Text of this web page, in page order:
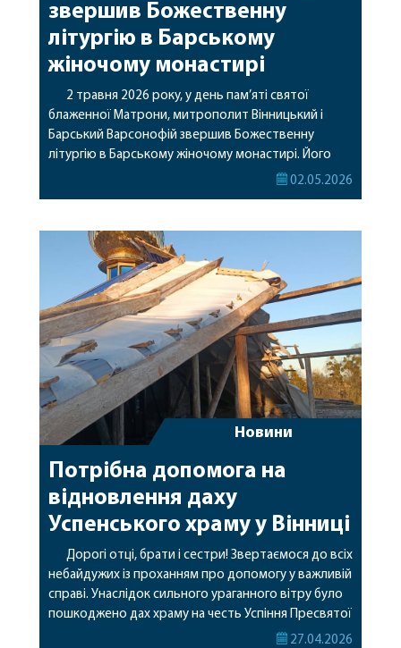
звершив Божественну
літургію в Барському
жіночому монастирі
2 травня 2026 року, у день пам’яті святої
блаженної Матрони, митрополит Вінницький і
Барський Варсонофій звершив Божественну
літургію в Барському жіночому монастирі. Його
Високопреосвященству співслужили секретар
гості у священному сані. За богослужінням
молилися настоятелька обителі ігуменя Димитрія
(Філікова), а також настоятелька Свято-Троїцького
Браїлівського жіночого монастиря […]
02.05.2026
Новини
Потрібна допомога на
відновлення даху
Успенського храму у Вінниці
Дорогі отці, брати і сестри! Звертаємося до всіх
небайдужих із проханням про допомогу у важливій
справі. Унаслідок сильного ураганного вітру було
пошкоджено дах храму на честь Успіння Пресвятої
Богородиці у місті Вінниці. Стихія завдала значних
27.04.2026